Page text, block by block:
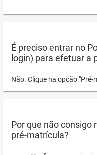
É preciso entrar no
login) para efetuar a
Não. Clique na opção
Por que não consigo
pré-matrícula?